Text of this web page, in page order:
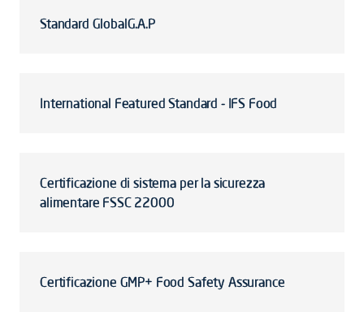
Standard GlobalG.A.P
International Featured Standard - IFS Food
Certificazione di sistema per la sicurezza
alimentare FSSC 22000
Certificazione GMP+ Food Safety Assurance